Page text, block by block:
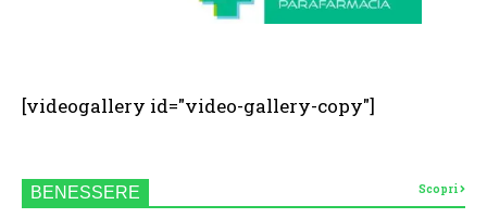
[videogallery id="video-gallery-copy"]
BENESSERE Scopri